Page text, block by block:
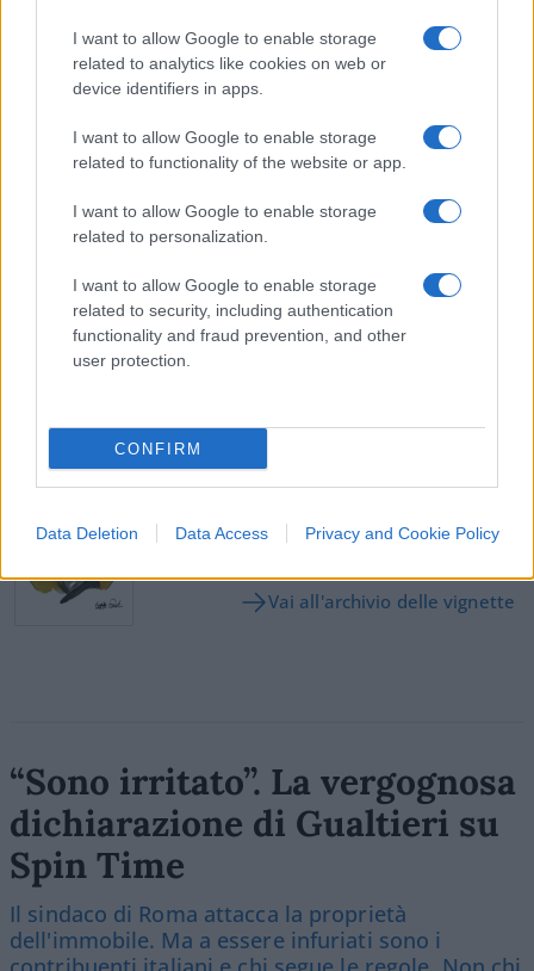
I want to allow Google to enable storage
related to analytics like cookies on web or
device identifiers in apps.
I want to allow Google to enable storage
related to functionality of the website or app.
I want to allow Google to enable storage
related to personalization.
I want to allow Google to enable storage
related to security, including authentication
functionality and fraud prevention, and other
user protection.
CONFIRM
Data Deletion Data Access Privacy and Cookie Policy
Claudio Romiti, 11 agosto 2024
cliccare qui per iscriversi al canale ed essere sempre
#OLIMPIADI #PARIGI 2024
SEDUTE SATIRICHE
Vai all'archivio delle vignette
“Sono irritato”. La vergognosa
dichiarazione di Gualtieri su
Spin Time
Il sindaco di Roma attacca la proprietà
dell'immobile. Ma a essere infuriati sono i